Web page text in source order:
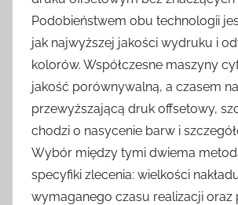
Podobieństwem obu technologii
jak najwyższej jakości wydruku i
kolorów. Współczesne maszyny
jakość porównywalną, a czasem
przewyższającą druk offsetowy,
chodzi o nasycenie barw i
Wybór między tymi dwiema
specyfiki zlecenia: wielkości
wymaganego czasu realizacji oraz